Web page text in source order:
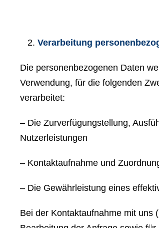
Verarbeitung
Die personenbezogenen Daten
Verwendung, für die folgenden
verarbeitet:
– Die Zurverfügungstellung,
Nutzerleistungen
– Kontaktaufnahme und
– Die Gewährleistung eines
Bei der Kontaktaufnahme mit uns